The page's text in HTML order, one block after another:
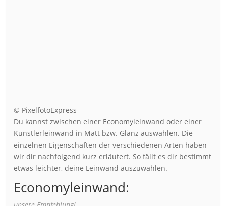
© PixelfotoExpress
Du kannst zwischen einer Economyleinwand oder einer
Künstlerleinwand in Matt bzw. Glanz auswählen. Die
einzelnen Eigenschaften der verschiedenen Arten haben
wir dir nachfolgend kurz erläutert. So fällt es dir bestimmt
etwas leichter, deine Leinwand auszuwählen.
Economyleinwand: